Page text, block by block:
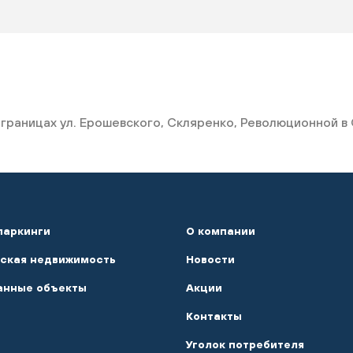
ул. Ерошевского, Скляренко, Революционной
недвижимость
объекты
О компании
Новости
Акции
Контакты
Уголок потребителя